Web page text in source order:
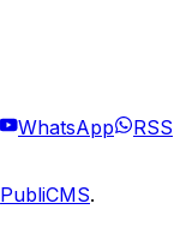
WhatsApp RSS
PubliCMS.